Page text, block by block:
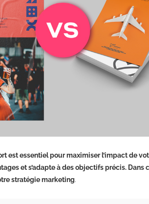
est essentiel pour maximiser l’impact de
et s’adapte à des objectifs précis. Dans
stratégie marketing.